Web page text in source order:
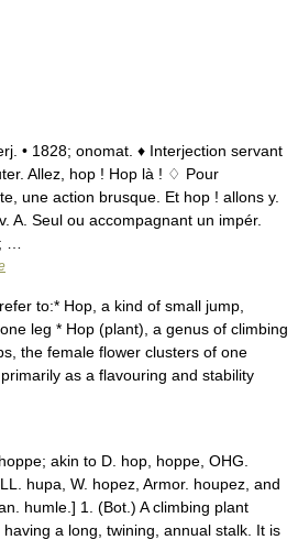
• 1828; onomat. ♦ Interjection servant
Allez, hop ! Hop là ! ♢ Pour
une action brusque. Et hop ! allons y.
A. Seul ou accompagnant un impér.
…
to:* Hop, a kind of small jump,
leg * Hop (plant), a genus of climbing
the female flower clusters of one
as a flavouring and stability
akin to D. hop, hoppe, OHG.
hupa, W. hopez, Armor. houpez, and
humle.] 1. (Bot.) A climbing plant
a long, twining, annual stalk. It is